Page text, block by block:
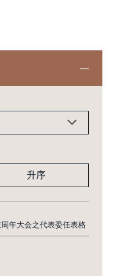
升序
年大会之代表委任表格